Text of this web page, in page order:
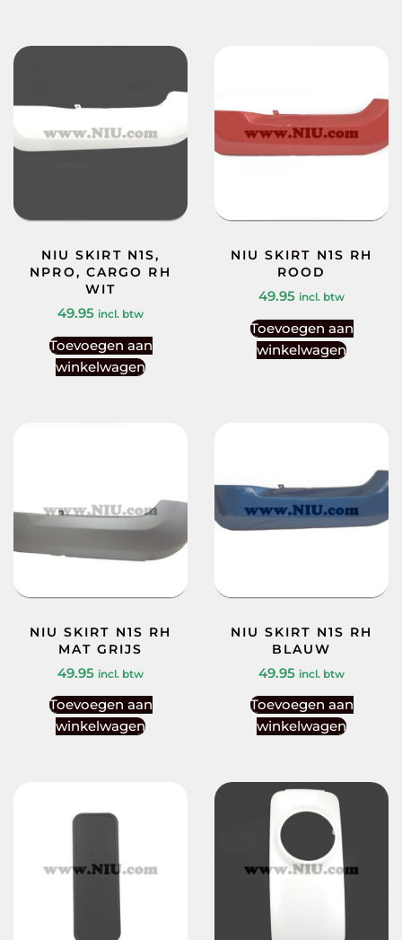
NIU SKIRT N1S,
NPRO, CARGO RH
WIT
49.95 incl. btw
Toevoegen aan
winkelwagen
NIU SKIRT N1S RH
ROOD
49.95 incl. btw
Toevoegen aan
winkelwagen
NIU SKIRT N1S RH
MAT GRIJS
49.95 incl. btw
Toevoegen aan
winkelwagen
NIU SKIRT N1S RH
BLAUW
49.95 incl. btw
Toevoegen aan
winkelwagen